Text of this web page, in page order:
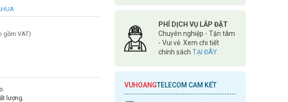
gồm VAT)
lượng.
PHÍ DỊCH VỤ LẮP ĐẶT
Chuyên nghiệp - Tận tâm
- Vui vẻ. Xem chi tiết
chính sách TẠI ĐÂY
VUHOANGTELECOM CAM KẾT